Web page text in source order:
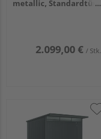
metallic, Standardtür
2.099,00 € / Stk.